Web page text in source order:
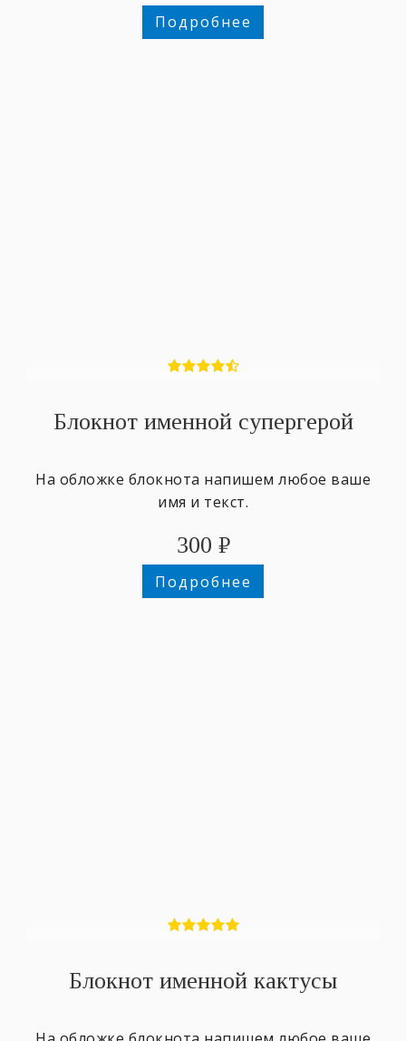
Подробнее
Блокнот именной супергерой
На обложке блокнота напишем любое ваше
имя и текст.
300 ₽
Подробнее
Блокнот именной кактусы